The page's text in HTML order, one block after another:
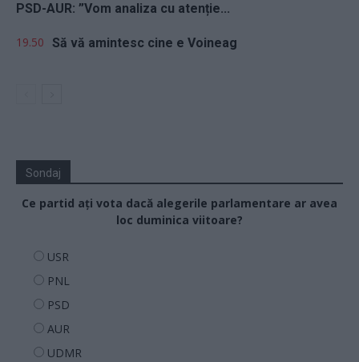
PSD-AUR: ”Vom analiza cu atenție...
19.50 Să vă amintesc cine e Voineag
Sondaj
Ce partid ați vota dacă alegerile parlamentare ar avea
loc duminica viitoare?
USR
PNL
PSD
AUR
UDMR